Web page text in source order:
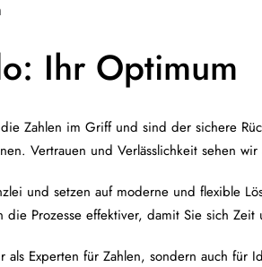
Ihr Optimum
Zahlen im Griff und sind der sichere
Vertrauen und Verlässlichkeit sehen
und setzen auf moderne und flexible
die Prozesse effektiver, damit Sie sich Zeit
Experten für Zahlen, sondern auch für